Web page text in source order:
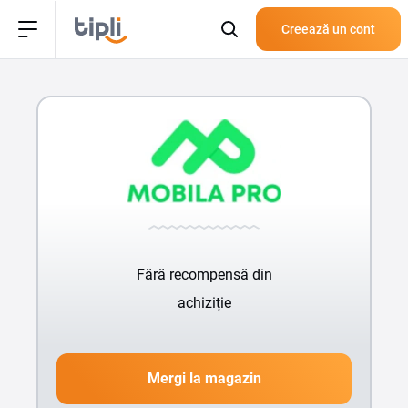
Creează un cont
Fără recompensă din
achiziție
Mergi la magazin